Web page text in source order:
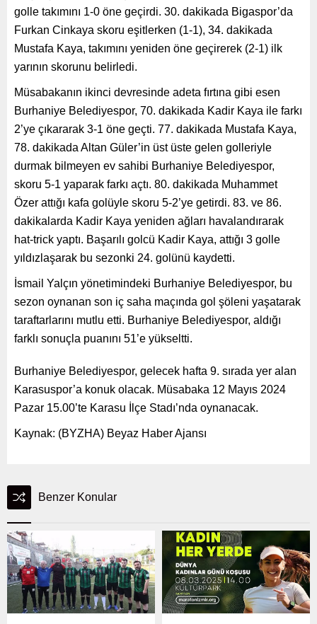
golle takımını 1-0 öne geçirdi. 30. dakikada Bigaspor’da
Furkan Cinkaya skoru eşitlerken (1-1), 34. dakikada
Mustafa Kaya, takımını yeniden öne geçirerek (2-1) ilk
yarının skorunu belirledi.
Müsabakanın ikinci devresinde adeta fırtına gibi esen
Burhaniye Belediyespor, 70. dakikada Kadir Kaya ile farkı
2’ye çıkararak 3-1 öne geçti. 77. dakikada Mustafa Kaya,
78. dakikada Altan Güler’in üst üste gelen golleriyle
durmak bilmeyen ev sahibi Burhaniye Belediyespor,
skoru 5-1 yaparak farkı açtı. 80. dakikada Muhammet
Özer attığı kafa golüyle skoru 5-2’ye getirdi. 83. ve 86.
dakikalarda Kadir Kaya yeniden ağları havalandırarak
hat-trick yaptı. Başarılı golcü Kadir Kaya, attığı 3 golle
yıldızlaşarak bu sezonki 24. golünü kaydetti.
İsmail Yalçın yönetimindeki Burhaniye Belediyespor, bu
sezon oynanan son iç saha maçında gol şöleni yaşatarak
taraftarlarını mutlu etti. Burhaniye Belediyespor, aldığı
farklı sonuçla puanını 51’e yükseltti.
Burhaniye Belediyespor, gelecek hafta 9. sırada yer alan
Karasuspor’a konuk olacak. Müsabaka 12 Mayıs 2024
Pazar 15.00’te Karasu İlçe Stadı’nda oynanacak.
Kaynak: (BYZHA) Beyaz Haber Ajansı
Benzer Konular